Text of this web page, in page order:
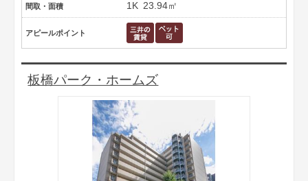
間取・面積 1K 23.94㎡
アピールポイント
板橋パーク・ホームズ